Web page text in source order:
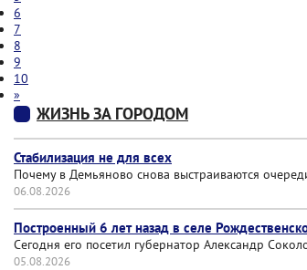
6
7
8
9
10
»
ЖИЗНЬ ЗА ГОРОДОМ
Стабилизация не для всех
Почему в Демьяново снова выстраиваются
06.08.2026
Построенный 6 лет назад в селе
Сегодня его посетил губернатор Александр
05.08.2026